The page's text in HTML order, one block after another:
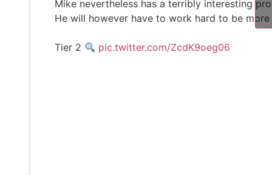
Mike nevertheless has a terribly interesting
He will however have to work hard to be
Tier 2 pic.twitter.com/ZcdK9oeg06